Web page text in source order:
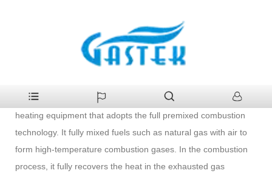
पूर्ण पूर्व-मिश्रित कन्डेन्सिङ ग्यास कम्बी बॉयलर
पूर्ण पूर्व-मिश्रित कन्डेन्सिङ ग्यास कम्बी बॉयलर
The full pre-mixed condensing gas combi boiler is a kind of
heating equipment that adopts the full premixed combustion
technology. It fully mixed fuels such as natural gas with air to
form high-temperature combustion gases. In the combustion
process, it fully recovers the heat in the exhausted gas